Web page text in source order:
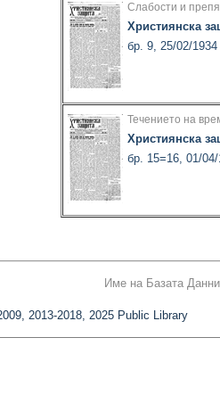
Слабости и
Християнска
бр. 9, 25/02/1934
Течението на
Християнска
бр. 15=16, 01/04/
Име на Базата Данни
2013-2018, 2025 Public Library